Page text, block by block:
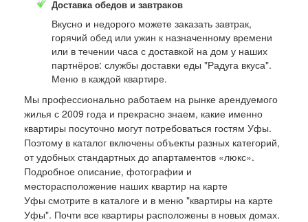
Доставка обедов и завтраков
Вкусно и недорого можете заказать завтрак,
горячий обед или ужин к назначенному времени
или в течении часа с доставкой на дом у наших
партнёров: службы доставки еды "Радуга вкуса".
Меню в каждой квартире.
Мы профессионально работаем на рынке арендуемого
жилья с 2009 года и прекрасно знаем, какие именно
квартиры посуточно могут потребоваться гостям Уфы.
Поэтому в каталог включены объекты разных категорий,
от удобных стандартных до апартаментов «люкс».
Подробное описание, фотографии и
месторасположение наших квартир на карте
Уфы смотрите в каталоге и в меню "квартиры на карте
Уфы". Почти все квартиры расположены в новых домах.